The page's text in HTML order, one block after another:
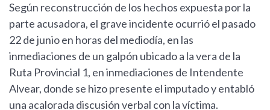
Según reconstrucción de los hechos expuesta por la
parte acusadora, el grave incidente ocurrió el pasado
22 de junio en horas del mediodía, en las
inmediaciones de un galpón ubicado a la vera de la
Ruta Provincial 1, en inmediaciones de Intendente
Alvear, donde se hizo presente el imputado y entabló
una acalorada discusión verbal con la víctima.